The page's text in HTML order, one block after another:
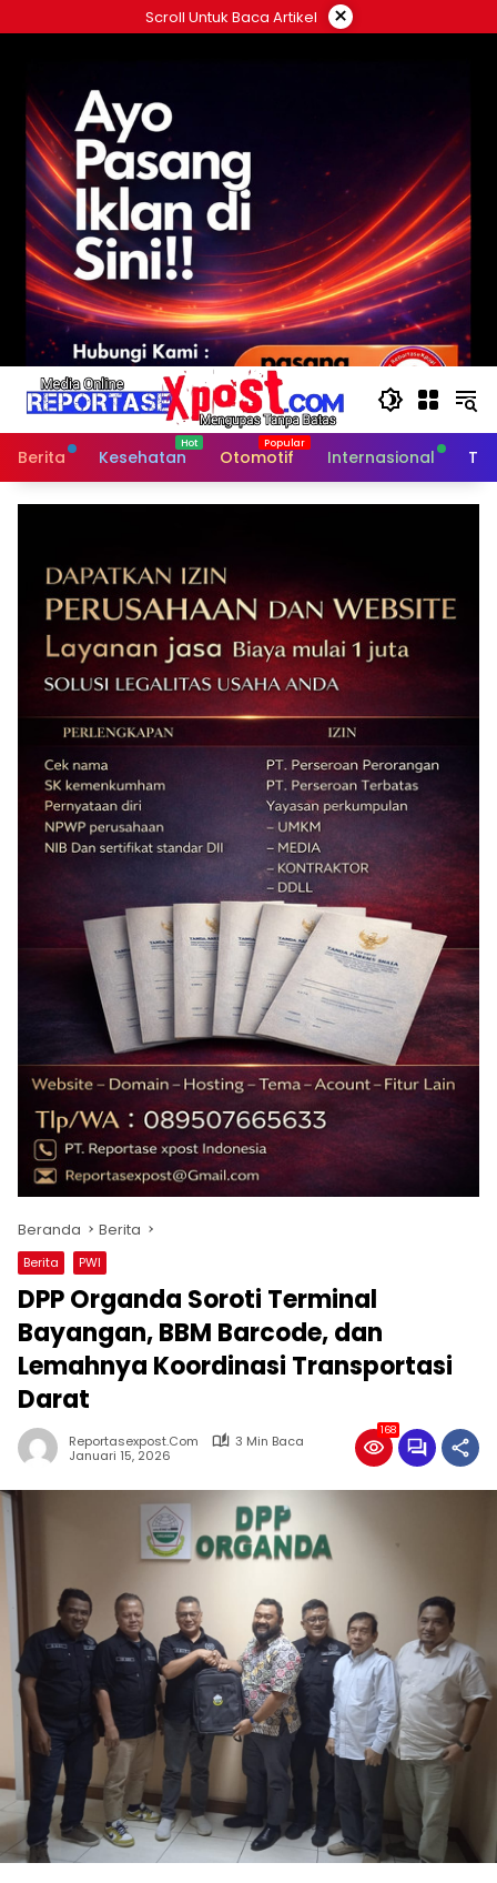
ke
Scroll Untuk Baca Artikel ×
Berita Kesehatan Otomotif Internasional
Beranda Berita
Berita PWI
DPP Organda Soroti Terminal
Bayangan, BBM Barcode, dan
Lemahnya Koordinasi Transportasi
Darat
Reportasexpost.com
3 Min Baca
Januari 15, 2026
168